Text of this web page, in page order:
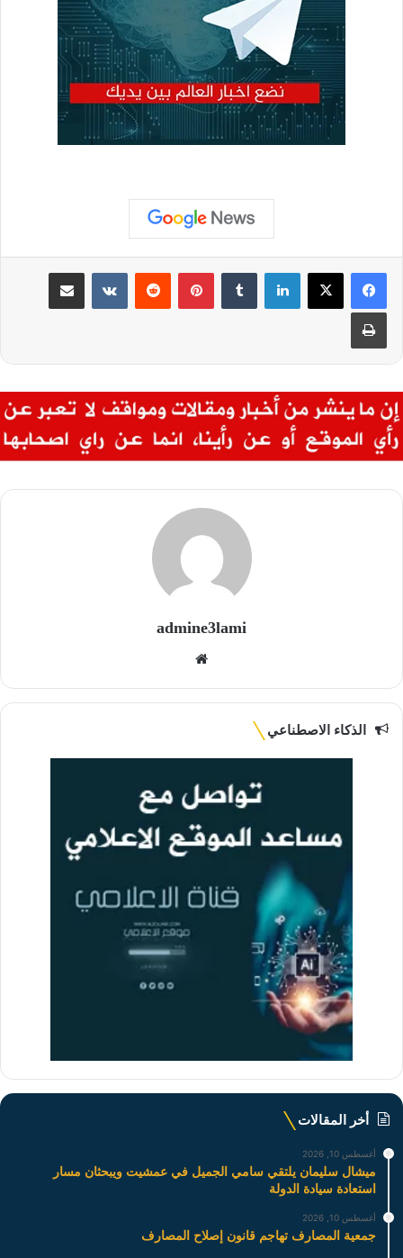
لينكدإن بينتيريست مشاركة عبر البريد
طباعة
admine3lami
الذكاء الاصطناعي
أخر المقالات
أغسطس 10, 2026
ميشال سليمان يلتقي سامي الجميل في عمشيت ويبحثان مسار
استعادة سيادة الدولة
أغسطس 10, 2026
جمعية المصارف تهاجم قانون إصلاح المصارف